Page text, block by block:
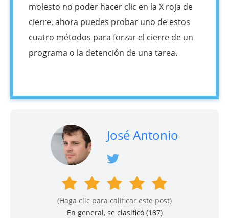
molesto no poder hacer clic en la X roja de
cierre, ahora puedes probar uno de estos
cuatro métodos para forzar el cierre de un
programa o la detención de una tarea.
José Antonio
(Haga clic para calificar este post)
En general, se clasificó (187)